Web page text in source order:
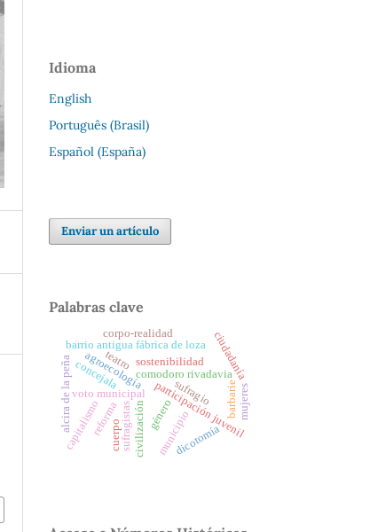
Idioma
English
Português (Brasil)
Español (España)
Enviar un artículo
Palabras clave
voto municipal
sufragistas
comodoro rivadavia
participación juvenil
sostenibilidad
agroecología ciudadanía
género
municipio
reforma
sufragio
barrio antigua fábrica de loza
civilización
barbarie
dicotomía
corpo-realidad
cuerpo
capitalismo
concejala
alcira de la peña mujeres
teatro